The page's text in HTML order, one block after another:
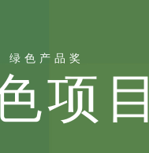
绿色产品奖
项目